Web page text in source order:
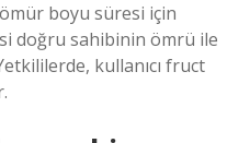
boyu süresi için
doğru sahibinin ömrü ile
kullanıcı fruct